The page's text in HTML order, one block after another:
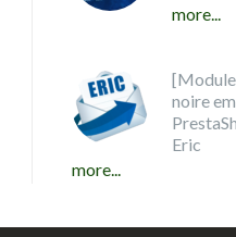
more...
noire
Eric
more...